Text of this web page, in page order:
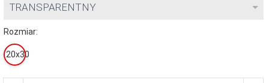
TRANSPARENTNY
Rozmiar:
20x30